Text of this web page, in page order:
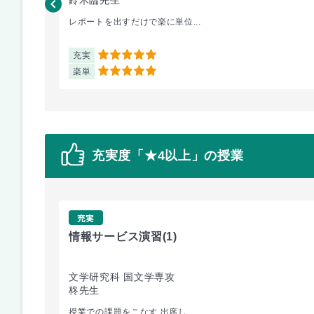
レポートを出すだけで楽に単位...
充実 5
楽単 5
充実度「★4以上」の授業
充実
情報サービス演習(1)
文学研究科 国文学専攻
柊先生
授業での課題をこなす 出席し...